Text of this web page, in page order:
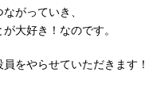
がっていき、
大好き！なのです。
をやらせていただきます！